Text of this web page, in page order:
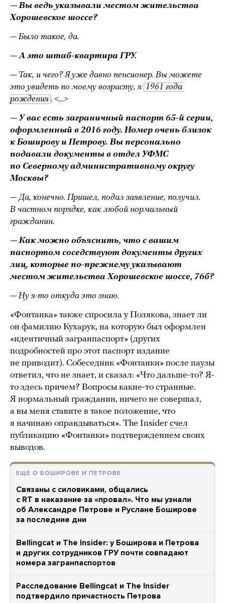
— Вы ведь указывали местом жительства
Хорошевское шоссе?
— Было такое, да.
— А это штаб-квартира ГРУ.
— Так, и чего? Я уже давно пенсионер. Вы можете
это увидеть по моему возрасту, я 1961 года
рождения . <…>
— У вас есть заграничный паспорт 65-й серии,
оформленный в 2016 году. Номер очень близок
к Боширову и Петрову. Вы персонально
подавали документы в отдел УФМС
по Северному административному округу
Москвы?
— Да, конечно. Пришел, подал заявление, получил.
В частном порядке, как любой нормальный
гражданин.
— Как можно объяснить, что с вашим
паспортом соседствуют документы других
лиц, которые по-прежнему указывают
местом жительства Хорошевское шоссе, 76б?
— Ну я-то откуда это знаю.
«Фонтанка» также спросила у Полякова, знает ли
он фамилию Кухарук, на которую был оформлен
«идентичный загранпаспорт» (других
подробностей про этот паспорт издание
не приводит). Собеседник «Фонтанки» после паузы
ответил, что не знает, и сказал: «Что дальше-то? Я-
то здесь причем? Вопросы какие-то странные.
Я нормальный гражданин, ничего не совершал,
а вы меня ставите в такое положение, что
я начинаю оправдываться». The Insider счел
публикацию «Фонтанки» подтверждением своих
выводов.
ЕЩЕ О БОШИРОВЕ И ПЕТРОВЕ
Связаны с силовиками, общались
с RT в наказание за «провал». Что мы узнали
об Александре Петрове и Руслане Боширове
за последние дни
Bellingcat и The Insider: у Боширова и Петрова
и других сотрудников ГРУ почти совпадают
номера загранпаспортов
Расследование Bellingcat и The Insider
подтвердило причастность Петрова